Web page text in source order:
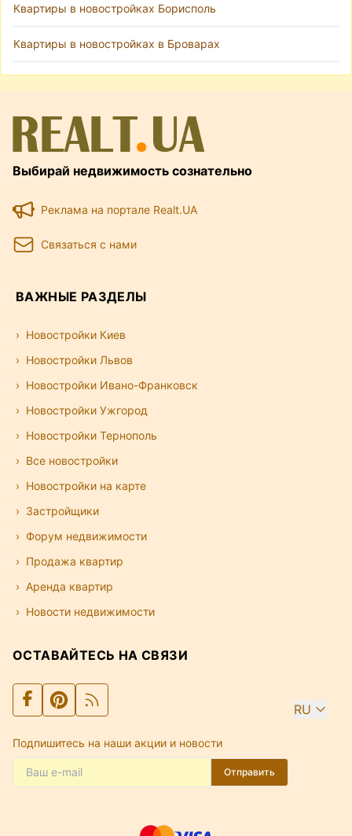
Квартиры в новостройках Борисполь
Квартиры в новостройках в Броварах
Выбирай недвижимость сознательно
Реклама на портале Realt.UA
Связаться с нами
ВАЖНЫЕ РАЗДЕЛЫ
Новостройки Киев
Новостройки Львов
Новостройки Ивано-Франковск
Новостройки Ужгород
Новостройки Тернополь
Все новостройки
Новостройки на карте
Застройщики
Форум недвижимости
Продажа квартир
Аренда квартир
Новости недвижимости
ОСТАВАЙТЕСЬ НА СВЯЗИ
RU
Подпишитесь на наши акции и новости
Отправить